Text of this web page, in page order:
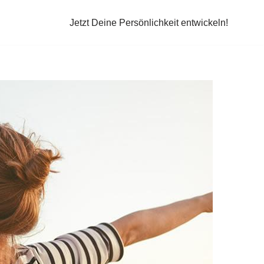
Jetzt Deine Persönlichkeit entwickeln!